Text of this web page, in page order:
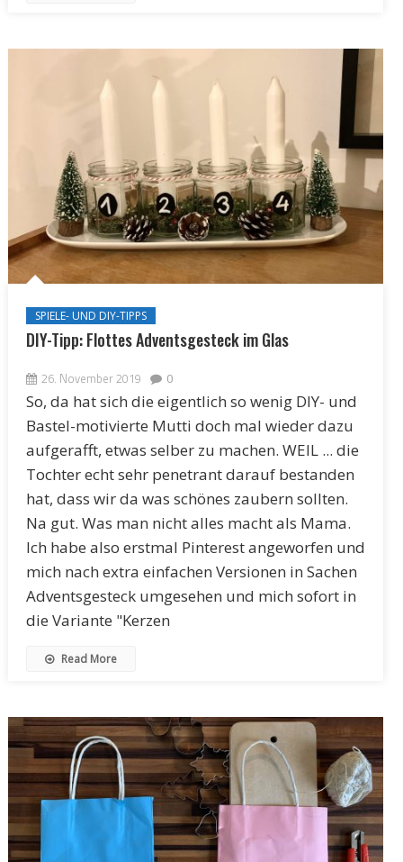
SPIELE- UND DIY-TIPPS
DIY-Tipp: Flottes Adventsgesteck im Glas
26. November 2019 0
So, da hat sich die eigentlich so wenig DIY- und
Bastel-motivierte Mutti doch mal wieder dazu
aufgerafft, etwas selber zu machen. WEIL ... die
Tochter echt sehr penetrant darauf bestanden
hat, dass wir da was schönes zaubern sollten.
Na gut. Was man nicht alles macht als Mama.
Ich habe also erstmal Pinterest angeworfen und
mich nach extra einfachen Versionen in Sachen
Adventsgesteck umgesehen und mich sofort in
die Variante "Kerzen
Read More